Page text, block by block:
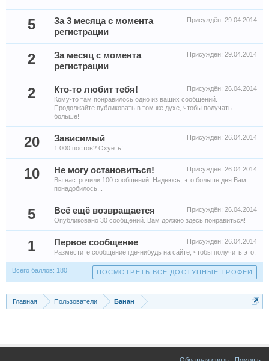
5 Присуждён: 29.04.2014
За 3 месяца с момента
регистрации
2 Присуждён: 29.04.2014
За месяц с момента
регистрации
2 Присуждён: 26.04.2014
Кто-то любит тебя!
Кому-то там понравилось одно из ваших сообщений.
Продолжайте публиковать в том же духе, чтобы получать
больше!
20 Присуждён: 26.04.2014
Зависимый
1 000 постов? Охуеть!
10 Присуждён: 26.04.2014
Не могу остановиться!
Вы настрочили 100 сообщений. Надеюсь, это больше дня Вам
понадобилось...
5 Присуждён: 26.04.2014
Всё ещё возвращается
Опубликовано 30 сообщений. Вам должно здесь понравиться!
1 Присуждён: 26.04.2014
Первое сообщение
Разместите сообщение где-нибудь на сайте, чтобы получить это.
Всего баллов: 180 ПОСМОТРЕТЬ ВСЕ ДОСТУПНЫЕ ТРОФЕИ
Главная Пользователи Банан